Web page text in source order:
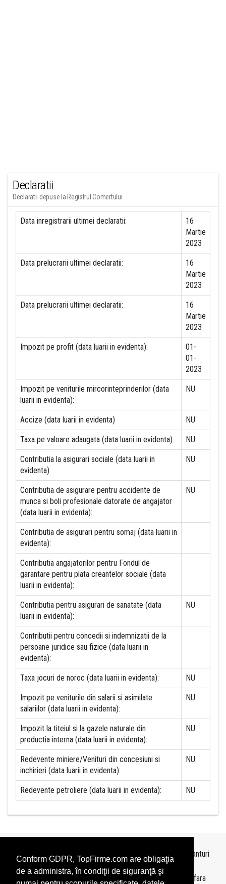
Conform GDPR, TopFirme.com are obligaţia
de a administra, în condiţii de siguranţă şi
Declaratii
Declaratii depuse la Registrul Comertului
Data inregistrarii ultimei declaratii:
16
Martie
2023
Data prelucrarii ultimei declaratii:
16
Martie
2023
Data prelucrarii ultimei declaratii:
16
Martie
2023
Impozit pe profit (data luarii in evidenta):
01-
01-
2023
Impozit pe veniturile mircorinteprinderilor (data
luarii in evidenta):
NU
Accize (data luarii in evidenta) NU
Taxa pe valoare adaugata (data luarii in evidenta) NU
Contributia la asigurari sociale (data luarii in
evidenta)
NU
Contributia de asigurare pentru accidente de
munca si boli profesionale datorate de angajator
(data luarii in evidenta):
NU
Contributia de asigurari pentru somaj (data luarii in
evidenta):
Contributia angajatorilor pentru Fondul de
garantare pentru plata creantelor sociale (data
luarii in evidenta):
Contributia pentru asigurari de sanatate (data
luarii in evidenta):
NU
Contributii pentru concedii si indemnizatii de la
persoane juridice sau fizice (data luarii in
evidenta):
Taxa jocuri de noroc (data luarii in evidenta): NU
Impozit pe veniturile din salarii si asimilate
salariilor (data luarii in evidenta):
NU
Impozit la titeiul si la gazele naturale din
productia interna (data luarii in evidenta):
NU
Redevente miniere/Venituri din concesiuni si
inchirieri (data luarii in evidenta):
NU
Redevente petroliere (data luarii in evidenta): NU
Topurile sunt realizate deTopFirme
pe baza ultimelor bilanturi
depuse si au scop informativ.
Este interzisa folosirea topurilor fara acordul TopFirme si fara